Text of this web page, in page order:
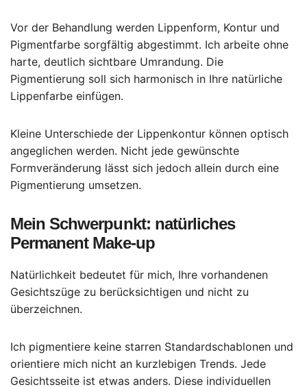
Vor der Behandlung werden Lippenform, Kontur und
Pigmentfarbe sorgfältig abgestimmt. Ich arbeite ohne
harte, deutlich sichtbare Umrandung. Die
Pigmentierung soll sich harmonisch in Ihre natürliche
Lippenfarbe einfügen.
Kleine Unterschiede der Lippenkontur können optisch
angeglichen werden. Nicht jede gewünschte
Formveränderung lässt sich jedoch allein durch eine
Pigmentierung umsetzen.
Mein Schwerpunkt: natürliches
Permanent Make-up
Natürlichkeit bedeutet für mich, Ihre vorhandenen
Gesichtszüge zu berücksichtigen und nicht zu
überzeichnen.
Ich pigmentiere keine starren Standardschablonen und
orientiere mich nicht an kurzlebigen Trends. Jede
Gesichtsseite ist etwas anders. Diese individuellen